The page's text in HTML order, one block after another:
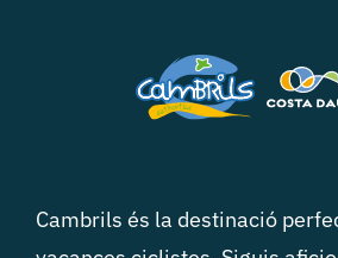
Cambrils és la destinació